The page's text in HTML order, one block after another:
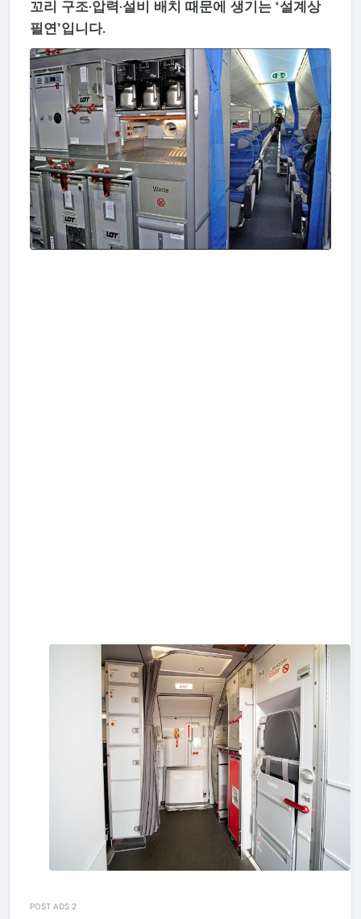
꼬리 구조·압력·설비 배치 때문에 생기는 ‘설계상
필연’입니다.
POST ADS 2